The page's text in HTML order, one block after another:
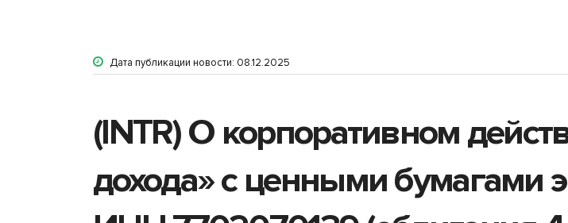
Дата публикации новости: 08.12.2025
(INTR) О корпоративном
дохода» с ценными бумагами